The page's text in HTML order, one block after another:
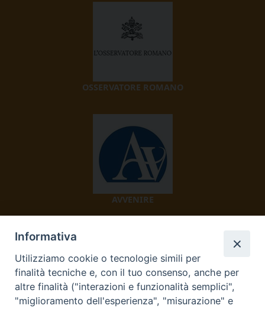
OSSERVATORE ROMANO
AVVENIRE
Informativa
Utilizziamo cookie o tecnologie simili per
finalità tecniche e, con il tuo consenso, anche per
altre finalità ("interazioni e funzionalità semplici",
"miglioramento dell'esperienza", "misurazione" e